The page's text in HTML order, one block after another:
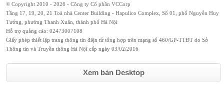
© Copyright 2010 - 2026 - Công ty Cổ phần VCCorp
Tầng 17, 19, 20, 21 Toà nhà Center Building - Hapulico Complex, Số 01, phố Nguyễn Huy
Tưởng, phường Thanh Xuân, thành phố Hà Nội
Hỗ trợ quảng cáo: 02473007108
Giấy phép thiết lập trang thông tin điện tử tổng hợp trên mạng số 460/GP-TTĐT do Sở
Thông tin và Truyền thông Hà Nội cấp ngày 03/02/2016
Xem bản Desktop